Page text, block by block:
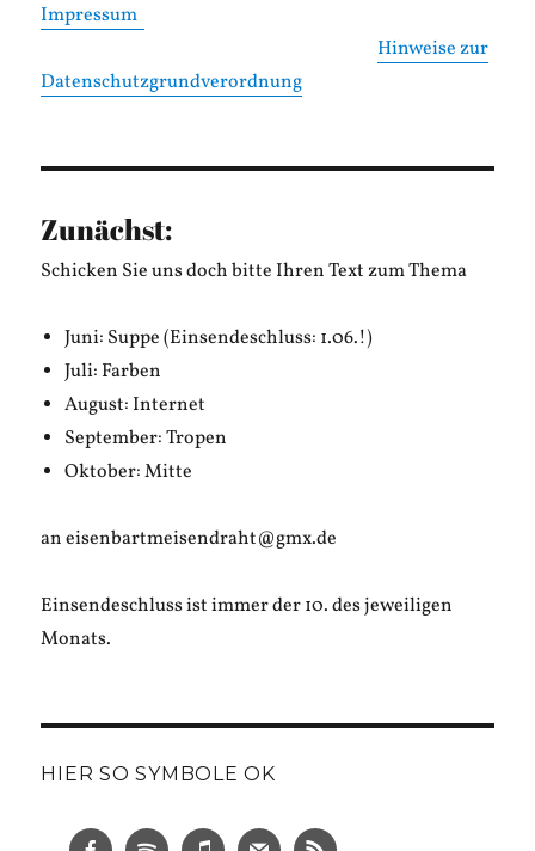
Impressum
Hinweise zur
Datenschutzgrundverordnung
Zunächst:
Schicken Sie uns doch bitte Ihren Text zum Thema
Juni: Suppe (Einsendeschluss: 1.06.!)
Juli: Farben
August: Internet
September: Tropen
Oktober: Mitte
an eisenbartmeisendraht@gmx.de
Einsendeschluss ist immer der 10. des jeweiligen
Monats.
HIER SO SYMBOLE OK